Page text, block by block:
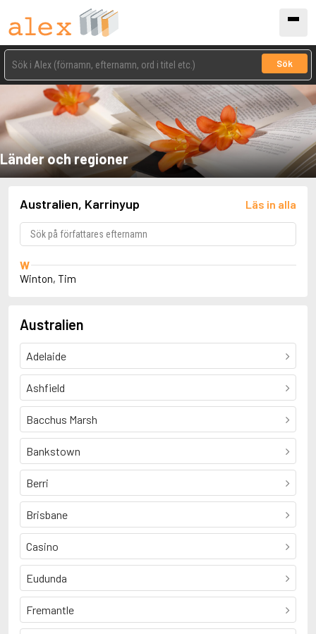
Sök
Länder och regioner
Australien, Karrinyup Läs in alla
W
Winton, Tim
Australien
Adelaide
Ashfield
Bacchus Marsh
Bankstown
Berri
Brisbane
Casino
Eudunda
Fremantle